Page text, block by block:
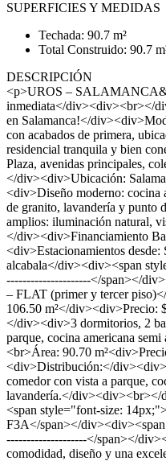
SUPERFICIES Y MEDIDAS
Techada: 90.7 m²
Total Construido: 90.7
DESCRIPCIÓN
<p>UROS –
inmediata</div><div><br></
en Salamanca!</
con acabados de primera,
residencial tranquila y bien
Plaza, avenidas principales,
</div><div>Ubicación:
<div>Diseño moderno: cocina
de granito, lavandería y punto
amplios: iluminación natural,
</div><div>Financiamiento
<div>Estacionamientos desde:
alcabala</div><div><span
---------------------</span></
– FLAT (primer y tercer
106.50 m²</
</div><div>3 dormitorios, 2
parque, cocina americana
<br>Área: 90.70
<div>Distribución:</
comedor con vista a parque,
lavandería.</
<span style="font-size:
F3A</span></
--------------------</span></
comodidad, diseño y una